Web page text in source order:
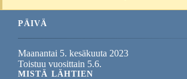
PÄIVÄ
Maanantai 5. kesäkuuta 2023
Toistuu vuosittain 5.6.
MISTÄ LÄHTIEN